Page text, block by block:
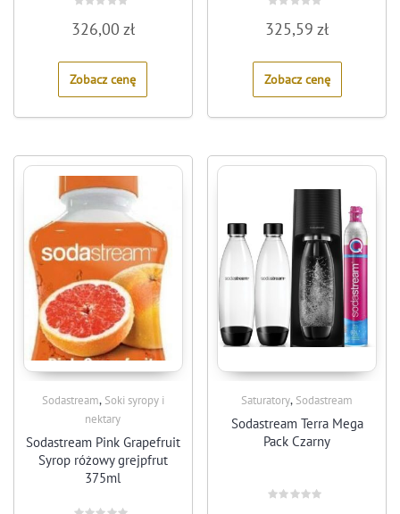
0
out
5
326,00 zł
Zobacz cenę
0
out
5
325,59zł
Zobacz cenę
Sodastream, Soki syropy i
nektary
Sodastream Pink Grapefruit
Syrop różowy grejpfrut
375ml
Saturatory, Sodastream
Sodastream Terra Mega
Pack Czarny